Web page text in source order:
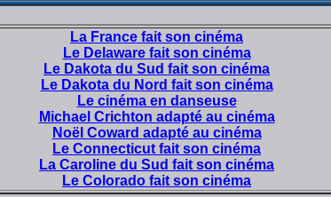
La France fait son cinéma
Le Delaware fait son cinéma
Le Dakota du Sud fait son cinéma
Le Dakota du Nord fait son cinéma
Le cinéma en danseuse
Michael Crichton adapté au cinéma
Noël Coward adapté au cinéma
Le Connecticut fait son cinéma
La Caroline du Sud fait son cinéma
Le Colorado fait son cinéma